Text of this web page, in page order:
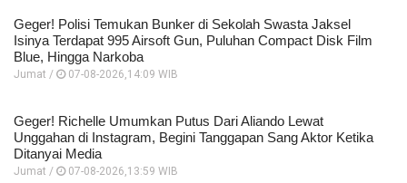
Geger! Polisi Temukan Bunker di Sekolah Swasta Jaksel
Isinya Terdapat 995 Airsoft Gun, Puluhan Compact Disk Film
Blue, Hingga Narkoba
Jumat / 07-08-2026,14:09 WIB
Geger! Richelle Umumkan Putus Dari Aliando Lewat
Unggahan di Instagram, Begini Tanggapan Sang Aktor Ketika
Ditanyai Media
Jumat / 07-08-2026,13:59 WIB